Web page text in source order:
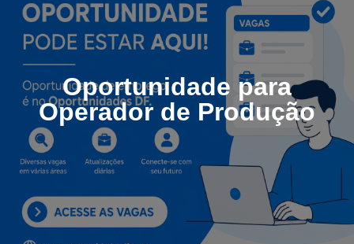
Oportunidade para
Operador de Produção